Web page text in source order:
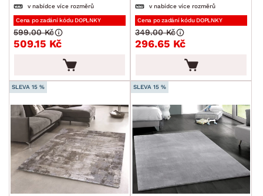
v nabídce více rozměrů
Cena po zadání kódu DOPLNKY
509.15 Kč
599.00 Kč
v nabídce více rozměrů
Cena po zadání kódu DOPLNKY
296.65 Kč
349.00 Kč
SLEVA 15 % SLEVA 15 %